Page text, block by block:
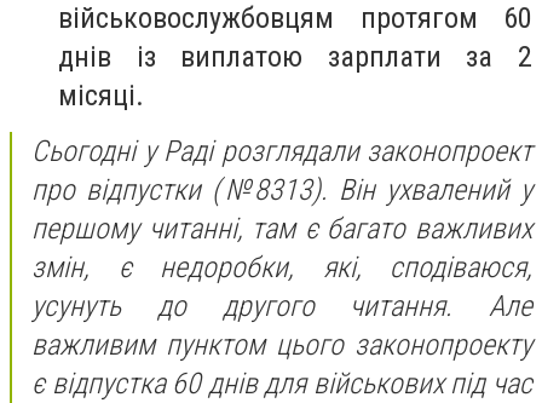
військовослужбовцям протягом 60
днів із виплатою зарплати за 2
місяці.
Сьогодні у Раді розглядали законопроект
про відпустки (№8313). Він ухвалений у
першому читанні, там є багато важливих
змін, є недоробки, які, сподіваюся,
усунуть до другого читання. Але
важливим пунктом цього законопроекту
є відпустка 60 днів для військових під час